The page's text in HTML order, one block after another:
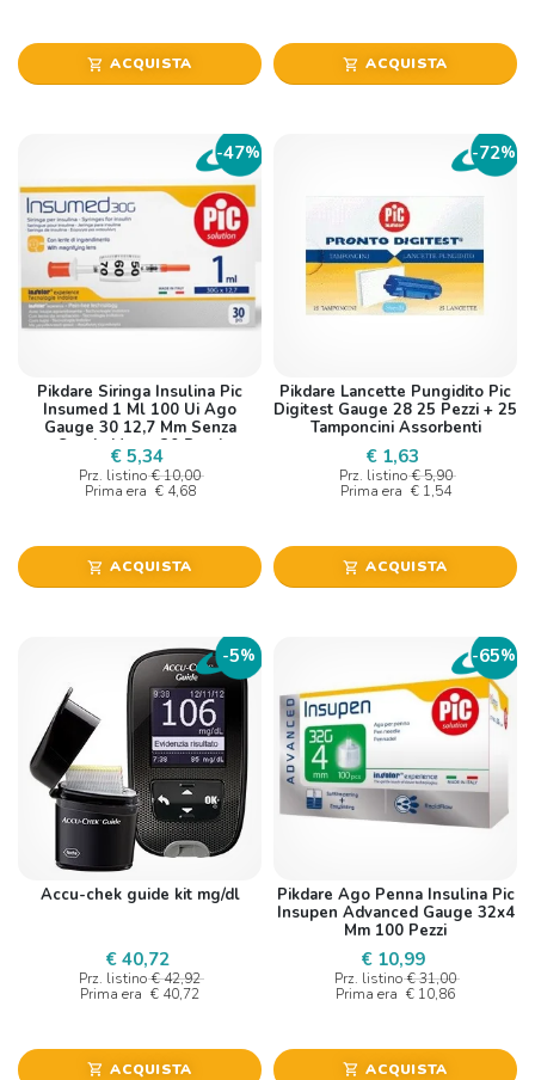
shopping_cart ACQUISTA shopping_cart ACQUISTA
-47%
Pikdare Siringa Insulina Pic
Insumed 1 Ml 100 Ui Ago
Gauge 30 12,7 Mm Senza
Spazio Morto 30 Pezzi
€ 5,34
Prz. listino € 10,00
Prima era € 4,68
shopping_cart ACQUISTA
-72%
Pikdare Lancette Pungidito Pic
Digitest Gauge 28 25 Pezzi + 25
Tamponcini Assorbenti
€ 1,63
Prz. listino € 5,90
Prima era € 1,54
shopping_cart ACQUISTA
-5%
Accu-chek guide kit mg/dl
€ 40,72
Prz. listino € 42,92
Prima era € 40,72
shopping_cart ACQUISTA
-65%
Pikdare Ago Penna Insulina Pic
Insupen Advanced Gauge 32x4
Mm 100 Pezzi
€ 10,99
Prz. listino € 31,00
Prima era € 10,86
shopping_cart ACQUISTA